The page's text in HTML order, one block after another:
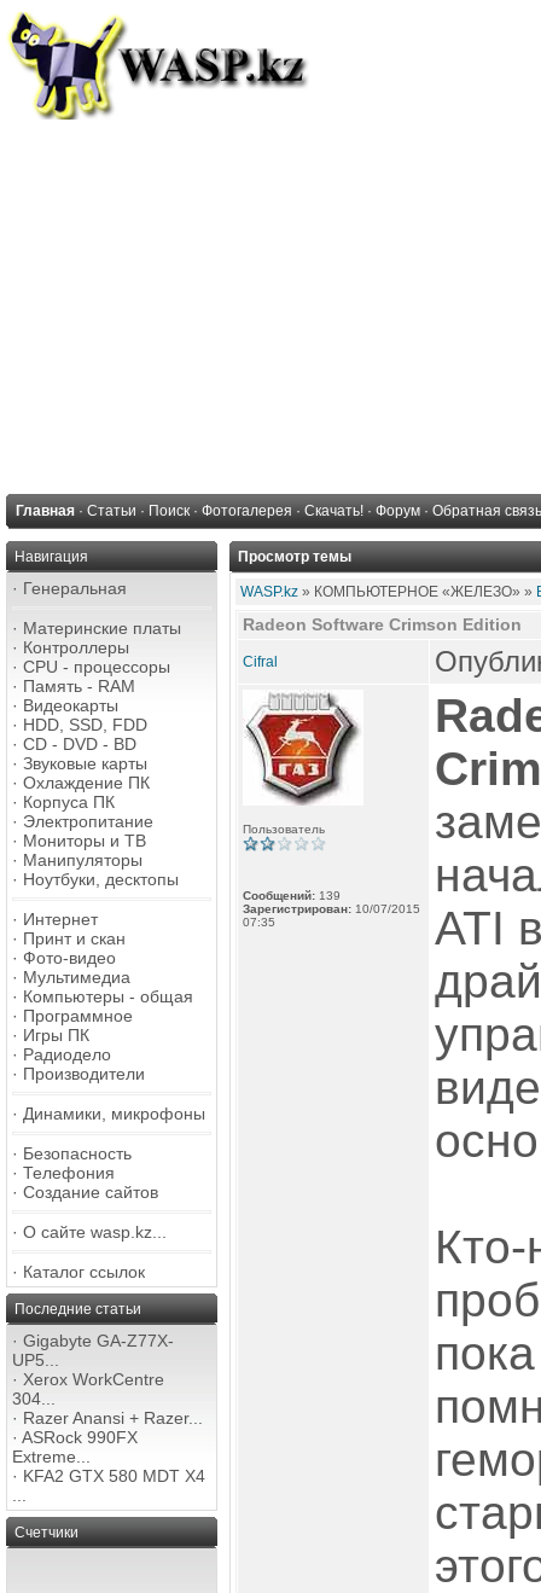
Главная · Статьи · Поиск · Фотогалерея · Скачать! · Форум · Обратная связь
Навигация
· Генеральная
· Материнские платы
· Контроллеры
· CPU - процессоры
· Память - RAM
· Видеокарты
· HDD, SSD, FDD
· CD - DVD - BD
· Звуковые карты
· Охлаждение ПК
· Корпуса ПК
· Электропитание
· Мониторы и ТВ
· Манипуляторы
· Ноутбуки, десктопы
· Интернет
· Принт и скан
· Фото-видео
· Мультимедиа
· Компьютеры - общая
· Программное
· Игры ПК
· Радиодело
· Производители
· Динамики, микрофоны
· Безопасность
· Телефония
· Создание сайтов
· О сайте wasp.kz...
· Каталог ссылок
Последние статьи
· Gigabyte GA-Z77X-
UP5...
· Xerox WorkCentre
304...
· Razer Anansi + Razer...
· ASRock 990FX
Extreme...
· KFA2 GTX 580 MDT X4
Счетчики
Просмотр темы
WASP.kz » КОМПЬЮТЕРНОЕ «ЖЕЛЕЗО» »
Radeon Software Crimson Edition
Cifral
Пользователь
Сообщений: 139
Зарегистрирован: 10/07/2015
07:35
ATI